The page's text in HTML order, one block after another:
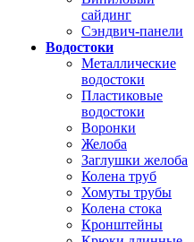
сайдинг
Сэндвич-панели
Водостоки
Металлические
водостоки
Пластиковые
водостоки
Воронки
Желоба
Заглушки желоба
Колена труб
Хомуты трубы
Колена стока
Кронштейны